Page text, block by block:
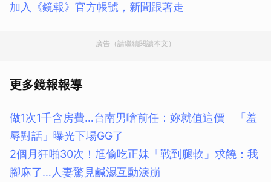
加入《鏡報》官方帳號，新聞跟著走
廣告（請繼續閱讀本文）
更多鏡報報導
做1次1千含房費…台南男嗆前任：妳就值這價 「羞
辱對話」曝光下場GG了
2個月狂啪30次！尪偷吃正妹「戰到腿軟」求饒：我
腳麻了…人妻驚見鹹濕互動淚崩